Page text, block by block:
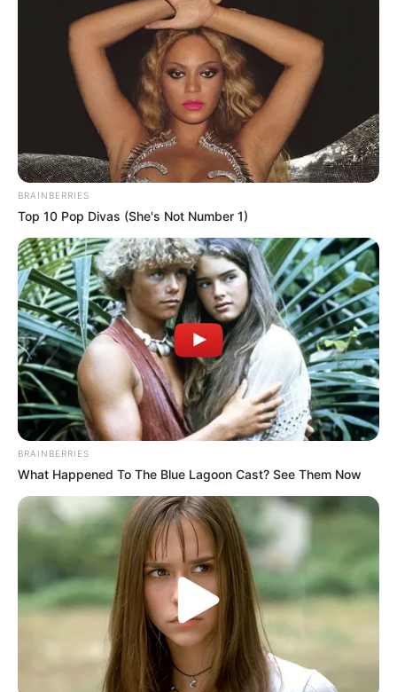
Auswahl von Veranstaltungen in Immenstadt
im Allgäu und Umgebung:
Der Ernteplausch
Essen, wo es wächst. Beim Ernteplausch der
Gärtnerei Bayrhof dreht sich alles um saisonales
Bio-Gemüse, gemeinsames Kochen und den
Austausch miteinander. Nach einem Rundgang
durch unsere Gärtnerei ernten wir gemeinsam das
Fokusgemüse des Tages und bereiten daraus direkt
im Gewächshau...mehr
Stadt/Ort: Kempten (Allgäu)
Beginn: 13.09.2026 11:00 Uhr
Ende: 13.09.2026 15:00 Uhr
Eintrittspreis: 69,00
Weitere Informationen: www.bioland-bayrhof.de/ern
t...
Log-in-Zwang eingetragen werden.
Hotels in der Nähe dieses Ausflugsziels in
Immenstadt:
Hotels in Immenstadt
Hotels in der Allgäuer Urlaubsregion in
und um Immenstadt auf Hotel.de suchen
BRAINBERRIES
Top 10 Pop Divas (She's Not Number 1)
BRAINBERRIES
What Happened To The Blue Lagoon Cast? See Them Now